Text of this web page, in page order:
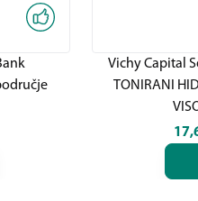
Vichy Capital
TONIRANI